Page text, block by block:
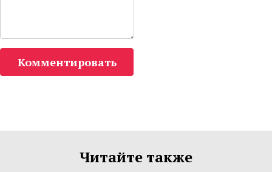
Комментировать
Читайте также